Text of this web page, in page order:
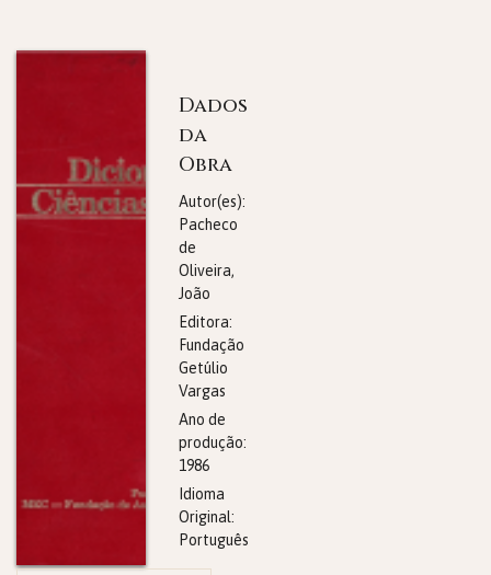
Dados
da
Obra
Autor(es):
Pacheco
de
Oliveira,
João
Editora:
Fundação
Getúlio
Vargas
Ano de
produção:
1986
Idioma
Original:
Português